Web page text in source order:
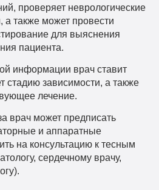
проверяет неврологические
также может провести
для выяснения
пациента.
информации врач ставит
стадию зависимости, а также
лечение.
врач может предписать
и аппаратные
на консультацию к тесным
сердечному врачу,